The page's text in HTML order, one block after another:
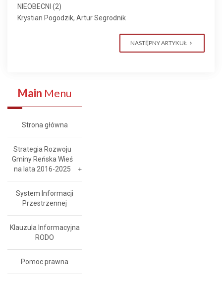
NIEOBECNI (2)
Krystian Pogodzik, Artur Segrodnik
NASTĘPNY ARTYKUŁ
Main Menu
Strona główna
Strategia Rozwoju
Gminy Reńska Wieś
na lata 2016-2025
System Informacji
Przestrzennej
Klauzula Informacyjna
RODO
Pomoc prawna